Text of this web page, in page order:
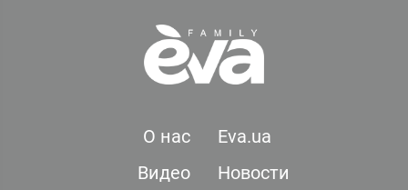
О нас
Eva.ua
Видео
Новости